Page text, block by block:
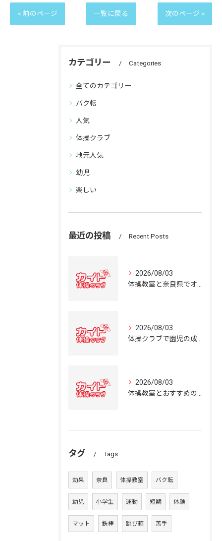
< 前のページ 一覧に戻る 次のページ >
カテゴリー Categories
全てのカテゴリー
バク転
人気
体操クラブ
地元人気
幼児
楽しい
最近の投稿 Recent Posts
2026/08/03
2026/08/03
2026/08/03
タグ Tags
効果 奈良 体操教室 バク転
幼児 小学生 運動 短期 体験
マット 鉄棒 跳び箱 苦手